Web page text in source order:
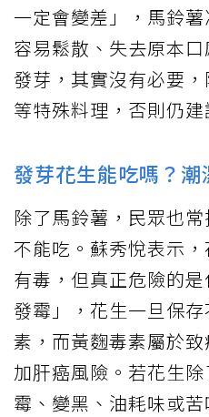
一定會變差」，馬鈴
容易鬆散、失去原本
發芽，其實沒有必要
等特殊料理，否則仍建
發芽花生能吃嗎？
除了馬鈴薯，民眾也
不能吃。蘇秀悅表示
有毒，但真正危險的
發霉」，花生一旦保
素，而黃麴毒素屬於
加肝癌風險。若花生
霉、變黑、油耗味或